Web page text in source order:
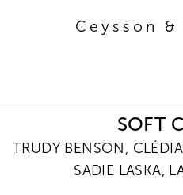
Ceysson
SOFT
TRUDY BENSON,
SADIE LASKA,